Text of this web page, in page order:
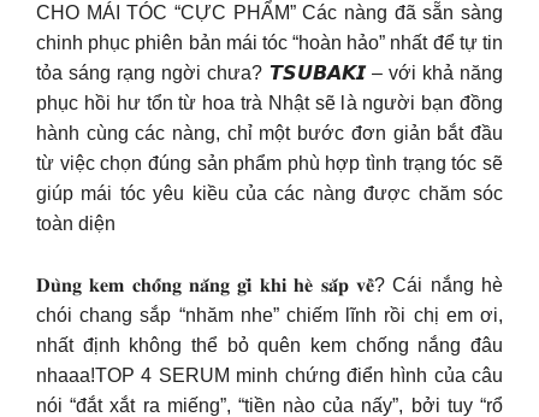
CHO MÁI TÓC “CỰC PHẨM” Các nàng đã sẵn sàng
chinh phục phiên bản mái tóc “hoàn hảo” nhất để tự tin
tỏa sáng rạng ngời chưa? 𝙏𝙎𝙐𝘽𝘼𝙆𝙄 – với khả năng
phục hồi hư tổn từ hoa trà Nhật sẽ là người bạn đồng
hành cùng các nàng, chỉ một bước đơn giản bắt đầu
từ việc chọn đúng sản phẩm phù hợp tình trạng tóc sẽ
giúp mái tóc yêu kiều của các nàng được chăm sóc
toàn diện
𝐃𝐮̀𝐧𝐠 𝐤𝐞𝐦 𝐜𝐡𝐨̂́𝐧𝐠 𝐧𝐚̆́𝐧𝐠 𝐠𝐢̀ 𝐤𝐡𝐢 𝐡𝐞̀ 𝐬𝐚̆́𝐩 𝐯𝐞̂̀? Cái nắng hè
chói chang sắp “nhăm nhe” chiếm lĩnh rồi chị em ơi,
nhất định không thể bỏ quên kem chống nắng đâu
nhaaa!TOP 4 SERUM minh chứng điển hình của câu
nói “đắt xắt ra miếng”, “tiền nào của nấy”, bởi tuy “rổ